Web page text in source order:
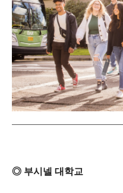
◎ 부시넬 대학교